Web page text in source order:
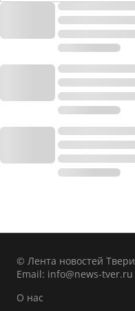
© Лента новостей Твери
Email: info@news-tver.ru
О нас